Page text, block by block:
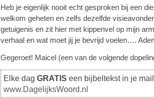
Heb je eigenlijk nooit echt gesproken bij een
welkom geheten en zelfs dezelfde
getuigenis en zit hier met kippenvel op mijn
verhaal en wat moet jij je bevrijd voelen….
Gegeroet! Maicel (een van de volgende
Elke dag GRATIS een bijbeltekst in je
www.DagelijksWoord.nl